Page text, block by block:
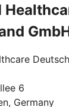
6
Germany